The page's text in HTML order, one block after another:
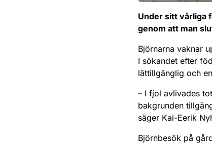
Under sitt vårliga
genom att man
Björnarna vaknar
I sökandet efter
lättillgänglig och
– I fjol avlivades
bakgrunden
säger Kai-Eerik
Björnbesök på